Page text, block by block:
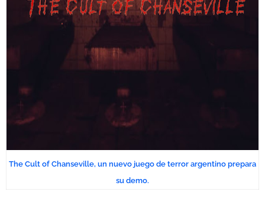
The Cult of Chanseville, un nuevo juego de terror argentino prepara
su demo.